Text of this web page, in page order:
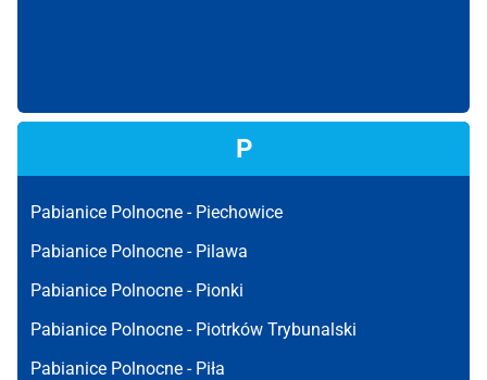
P
Pabianice Polnocne - Piechowice
Pabianice Polnocne - Pilawa
Pabianice Polnocne - Pionki
Pabianice Polnocne - Piotrków Trybunalski
Pabianice Polnocne - Piła